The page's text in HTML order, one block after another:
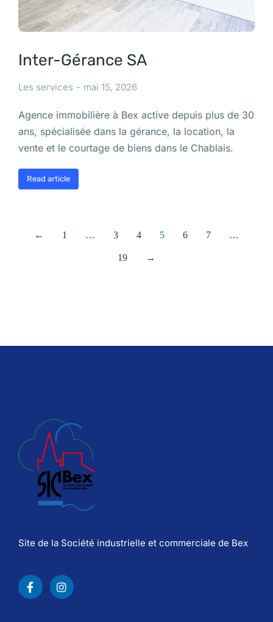
Inter-Gérance SA
Les services mai 15, 2026
Agence immobilière à Bex active depuis plus de 30
ans, spécialisée dans la gérance, la location, la
vente et le courtage de biens dans le Chablais.
Read article
← 1 3 4 5 6 7
19 →
Site de la Société industrielle et commerciale de Bex